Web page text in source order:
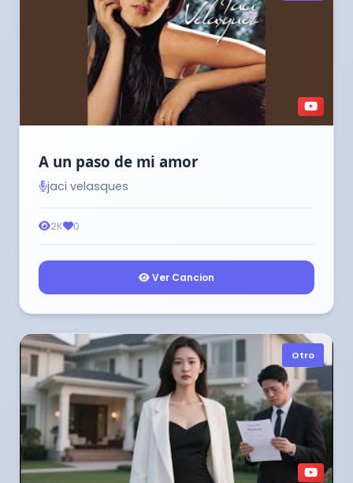
A un paso de mi amor
jaci velasques
2K 0
Ver Cancion
Otro